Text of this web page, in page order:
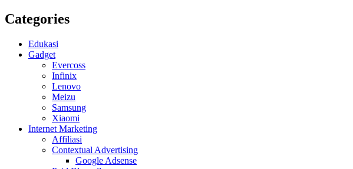
Categories
Edukasi
Gadget
Evercoss
Infinix
Lenovo
Meizu
Samsung
Xiaomi
Internet Marketing
Affiliasi
Contextual Advertising
Google Adsense